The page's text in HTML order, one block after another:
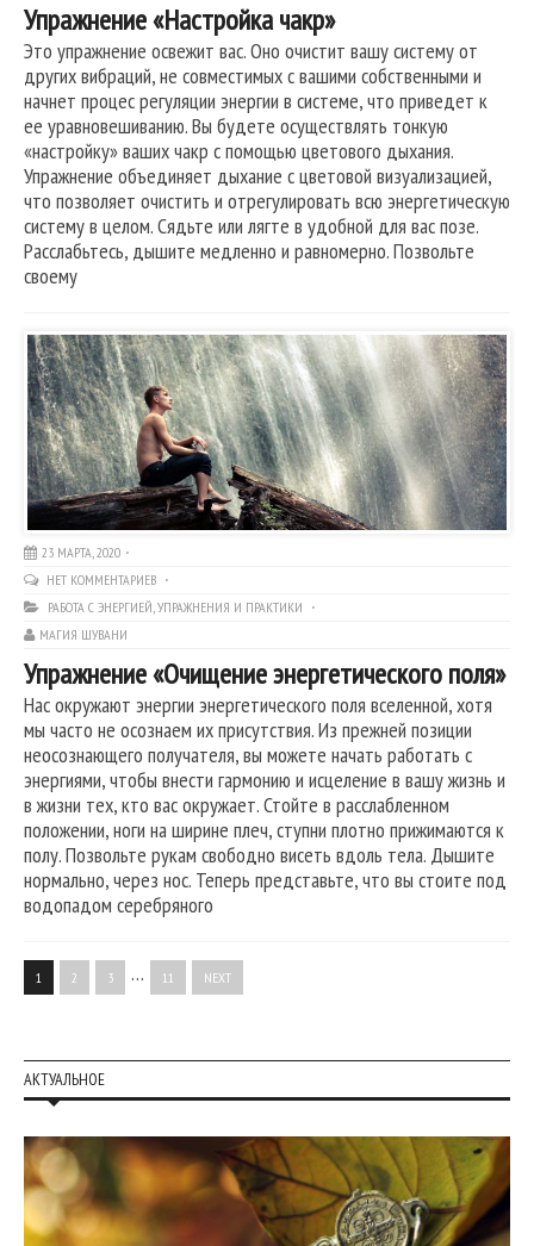
Упражнение «Настройка чакр»
Это упражнение освежит вас. Оно очистит вашу систему от
других вибраций, не совместимых с вашими собственными и
начнет процес регуляции энергии в системе, что приведет к
ее уравновешиванию. Вы будете осуществлять тонкую
«настройку» ваших чакр с помощью цветового дыхания.
Упражнение объединяет дыхание с цветовой визуализацией,
что позволяет очистить и отрегулировать всю энергетическую
систему в целом. Сядьте или лягте в удобной для вас позе.
Расслабьтесь, дышите медленно и равномерно. Позвольте
своему
23 МАРТА, 2020
НЕТ КОММЕНТАРИЕВ
РАБОТА С ЭНЕРГИЕЙ УПРАЖНЕНИЯ И ПРАКТИКИ
МАГИЯ ШУВАНИ
Упражнение «Очищение энергетического поля»
Нас окружают энергии энергетического поля вселенной, хотя
мы часто не осознаем их присутствия. Из прежней позиции
неосознающего получателя, вы можете начать работать с
энергиями, чтобы внести гармонию и исцеление в вашу жизнь и
в жизни тех, кто вас окружает. Стойте в расслабленном
положении, ноги на ширине плеч, ступни плотно прижимаются к
полу. Позвольте рукам свободно висеть вдоль тела. Дышите
нормально, через нос. Теперь представьте, что вы стоите под
водопадом серебряного
1 2 3 … 11 NEXT
АКТУАЛЬНОЕ